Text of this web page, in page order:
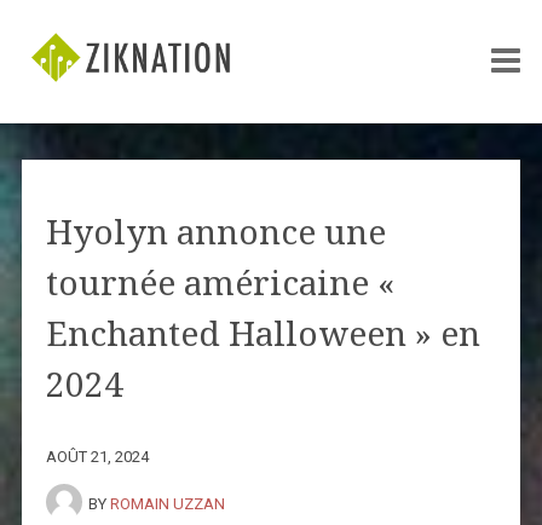
Hyolyn annonce une
tournée américaine «
Enchanted Halloween » en
2024
AOÛT 21, 2024
BY ROMAIN UZZAN